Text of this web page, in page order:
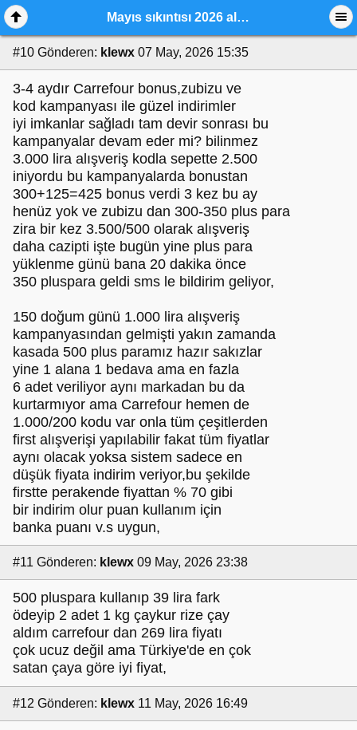
Mayıs sıkıntısı 2026 alışveriş ve indirim günleri,
#10 Gönderen: klewx 07 May, 2026 15:35
3-4 aydır Carrefour bonus,zubizu ve
kod kampanyası ile güzel indirimler
iyi imkanlar sağladı tam devir sonrası bu
kampanyalar devam eder mi? bilinmez
3.000 lira alışveriş kodla sepette 2.500
iniyordu bu kampanyalarda bonustan
300+125=425 bonus verdi 3 kez bu ay
henüz yok ve zubizu dan 300-350 plus para
zira bir kez 3.500/500 olarak alışveriş
daha cazipti işte bugün yine plus para
yüklenme günü bana 20 dakika önce
350 pluspara geldi sms le bildirim geliyor,
150 doğum günü 1.000 lira alışveriş
kampanyasından gelmişti yakın zamanda
kasada 500 plus paramız hazır sakızlar
yine 1 alana 1 bedava ama en fazla
6 adet veriliyor aynı markadan bu da
kurtarmıyor ama Carrefour hemen de
1.000/200 kodu var onla tüm çeşitlerden
first alışverişi yapılabilir fakat tüm fiyatlar
aynı olacak yoksa sistem sadece en
düşük fiyata indirim veriyor,bu şekilde
firstte perakende fiyattan % 70 gibi
bir indirim olur puan kullanım için
banka puanı v.s uygun,
#11 Gönderen: klewx 09 May, 2026 23:38
500 pluspara kullanıp 39 lira fark
ödeyip 2 adet 1 kg çaykur rize çay
aldım carrefour dan 269 lira fiyatı
çok ucuz değil ama Türkiye'de en çok
satan çaya göre iyi fiyat,
#12 Gönderen: klewx 11 May, 2026 16:49